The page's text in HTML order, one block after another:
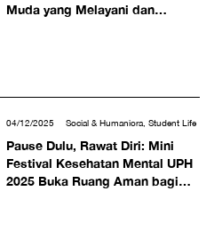
Muda yang Melayani dan
04/12/2025 Social & Humaniora, Student Life
Pause Dulu, Rawat Diri: Mini
Festival Kesehatan Mental UPH
2025 Buka Ruang Aman bagi